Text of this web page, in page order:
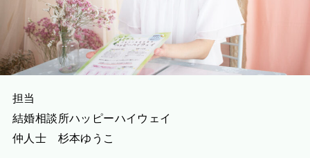
担当
結婚相談所ハッピーハイウェイ
仲人士 杉本ゆうこ